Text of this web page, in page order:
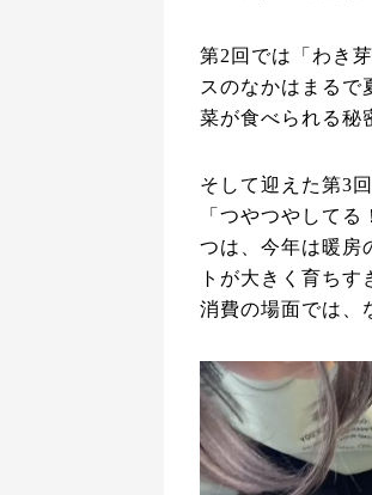
第2回では「わき
スのなかはまるで
菜が食べられる秘
そして迎えた第3
「つやつやして
つは、今年は暖房
トが大きく育ち
消費の場面では、